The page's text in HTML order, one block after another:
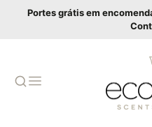
Portes grátis em